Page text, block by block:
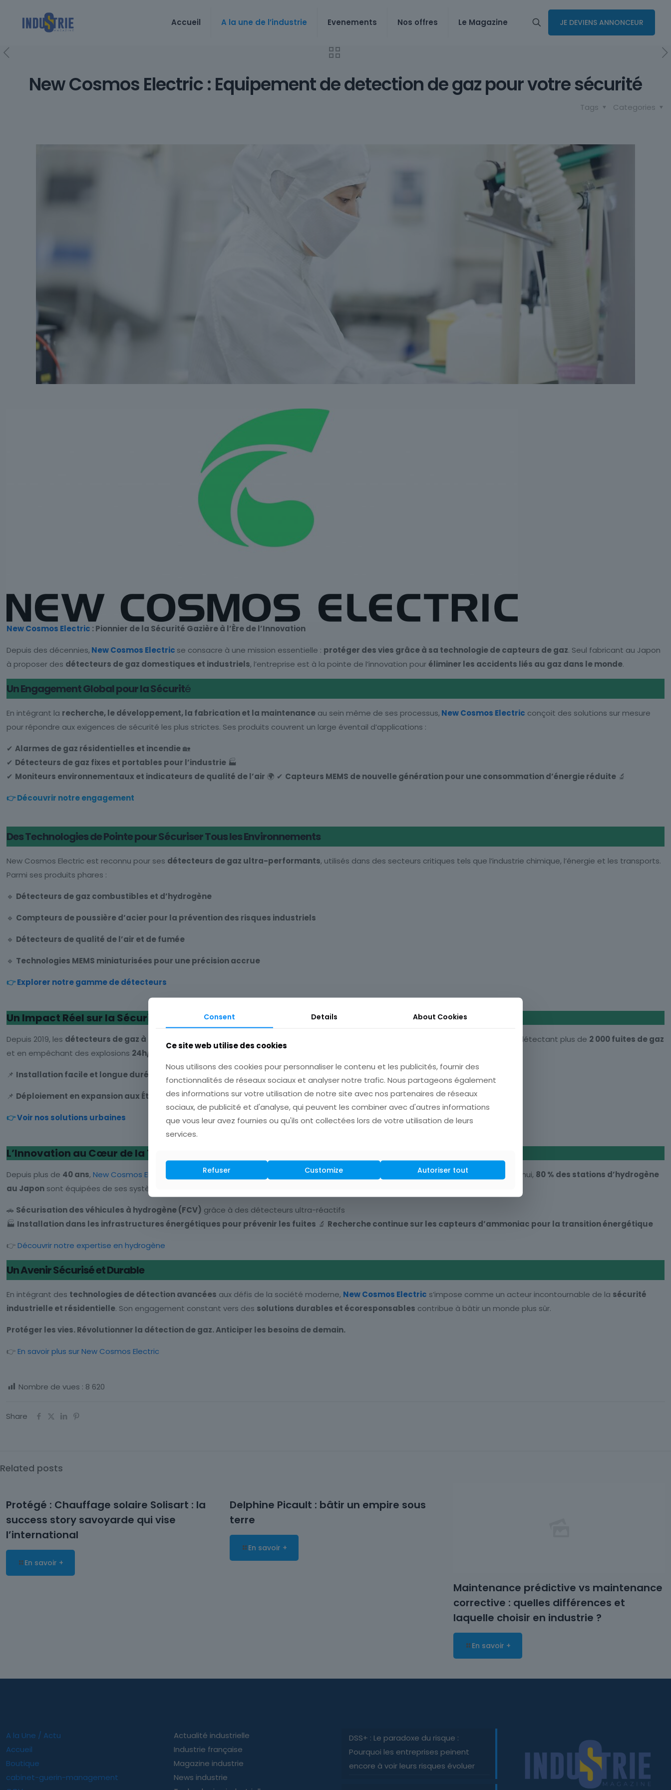
Accueil A la une de l’industrie Evenements Nos offres Le Magazine JE DEVIENS ANNONCEUR
New Cosmos Electric : Equipement de detection de gaz pour votre sécurité
Categories
Tags
New Cosmos Electric : Pionnier de la Sécurité Gazière à l’Ère de l’Innovation
Depuis des décennies, New Cosmos Electric se consacre à une mission essentielle : protéger des vies grâce à sa technologie de capteurs de gaz. Seul fabricant au Japon
à proposer des détecteurs de gaz domestiques et industriels, l’entreprise est à la pointe de l’innovation pouréliminer les accidents liés au gaz dans le monde.
Un Engagement Global pour la Sécurité
En intégrant la recherche, le développement, la fabrication et la maintenance au sein même de ses processus, New Cosmos Electric conçoit des solutions sur mesure
pour répondre aux exigences de sécurité les plus strictes. Ses produits couvrent un large éventail d’applications :
✔Alarmes de gaz résidentielles et incendie🏡
✔ Détecteurs de gaz fixes et portables pour l’industrie 🏭
✔ Moniteurs environnementaux et indicateurs de qualité de l’air 🌍 ✔ Capteurs MEMS de nouvelle génération pour une consommation d’énergie réduite 🔬
👉 Découvrir notre engagement
Des Technologies de Pointe pour Sécuriser Tous les Environnements
New Cosmos Electric est reconnu pour ses détecteurs de gaz ultra-performants, utilisés dans des secteurs critiques tels que l’industrie chimique, l’énergie et les transports.
Parmi ses produits phares :
🔹 Détecteurs de gaz combustibles et d’hydrogène
🔹 Compteurs de poussière d’acier pour la prévention des risques industriels
🔹 Détecteurs de qualité de l’air et de fumée
🔹 Technologies MEMS miniaturisées pour une précision accrue
👉Explorer notre gamme de détecteurs
Un Impact Réel sur la Sécurité Urbaine
Depuis 2019, les détecteurs de gaz à batterie . En détectant plus de 2 000 fuites de gaz
et en empêchant des explosions 24h/24
📌 Installation facile et longue durée de vie
📌 Déploiement en expansion aux États-Unis et en Europe
👉Voir nos solutions urbaines
L’Innovation au Cœur de la Transition Énergétique
Depuis plus de 40 ans,New Cosmos Electric se positionne comme un leader dans le développement de capteurs d’hydrogène . Aujourd’hui, 80 % des stations d’hydrogène
au Japon sont équipées de ses systèmes de détection.
🚗 Sécurisation des véhicules à hydrogène (FCV) grâce à des détecteurs ultra-réactifs
🏭 Installation dans les infrastructures énergétiques pour prévenir les fuites 🔬 Recherche continue sur les capteurs d’ammoniac pour la transition énergétique
👉Découvrir notre expertise en hydrogène
Un Avenir Sécurisé et Durable
En intégrant des technologies de détection avancées aux défis de la société moderne, New Cosmos Electric s’impose comme un acteur incontournable de la sécurité
industrielle et résidentielle. Son engagement constant vers des solutions durables et écoresponsables contribue à bâtir un monde plus sûr.
Protéger les vies. Révolutionner la détection de gaz. Anticiper les besoins de demain.
👉En savoir plus sur New Cosmos Electric
Nombre de vues : 8 620
Share
Related posts
Protégé : Chauffage solaire Solisart : la
success story savoyarde qui vise
l’international
En savoir +
Delphine Picault : bâtir un empire sous
terre
En savoir +
Maintenance prédictive vs maintenance
corrective : quelles différences et
laquelle choisir en industrie ?
En savoir +
A la Une / Actu
Accueil
Boutique
cabinet-guerin-management
Actualité industrielle
Industrie française
Magazine industrie
News industrie
DSS+ : Le paradoxe du risque :
Pourquoi les entreprises peinent
encore à voir leurs risques évoluer
Consent Details About Cookies
Ce site web utilise des cookies
Nous utilisons des cookies pour personnaliser le contenu et les publicités, fournir des
fonctionnalités de réseaux sociaux et analyser notre trafic. Nous partageons également
des informations sur votre utilisation de notre site avec nos partenaires de réseaux
sociaux, de publicité et d'analyse, qui peuvent les combiner avec d'autres informations
que vous leur avez fournies ou qu'ils ont collectées lors de votre utilisation de leurs
services.
Refuser Customize Autoriser tout